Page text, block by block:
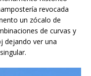
revocada
un zócalo de
de curvas y
dejando ver una